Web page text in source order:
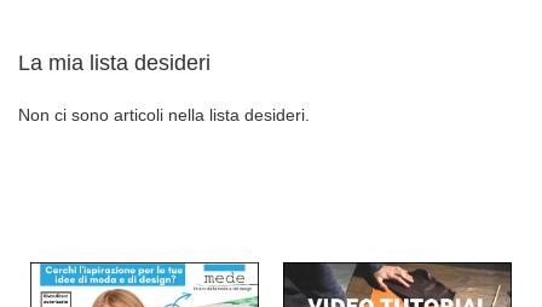
La mia lista desideri
Non ci sono articoli nella lista desideri.